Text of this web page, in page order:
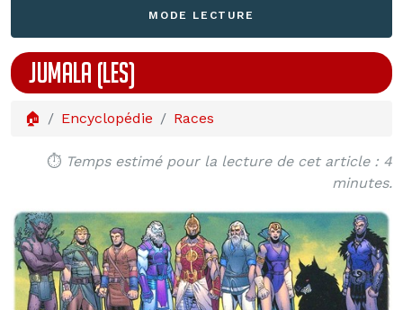
MODE LECTURE
JUMALA (LES)
🏠 Encyclopédie Races
⏱️ Temps estimé pour la lecture de cet article : 4
minutes.